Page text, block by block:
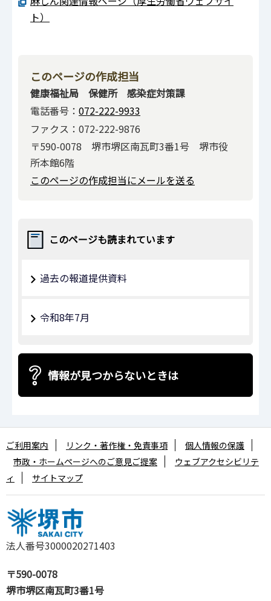
ト）
このページの作成担当
健康福祉局 保健所 感染症対策課
電話番号： 072-222-9933
ファクス：072-222-9876
〒590-0078 堺市堺区南瓦町3番1号 堺市役
所本館6階
このページの作成担当にメールを送る
このページも読まれています
過去の報道提供資料
令和8年7月
情報が見つからないときは
法人番号3000020271403
〒590-0078
堺市堺区南瓦町3番1号
ご利用案内 リンク・著作権・免責事項
個人情報の保護
市政・ホームページへのご意見ご提案
ウェブアクセシビリテ
ィ
サイトマップ